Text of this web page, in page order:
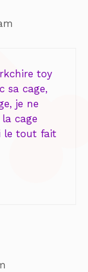
toy
sa cage,
je ne
cage
le tout fait